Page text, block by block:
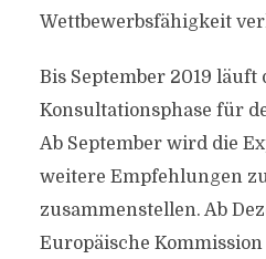
Wettbewerbsfähigkeit
Bis September 2019 läuft
Konsultationsphase für
Ab September wird die
weitere Empfehlungen
zusammenstellen. Ab
Europäische